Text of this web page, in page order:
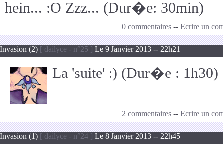
hein... :O Zzz... (Dur�e: 30min)
0 commentaires -- Ecrire un
Invasion (2) [ dailyce - n°25 ] Le 9 Janvier 2013 -- 22h21
La 'suite' :) (Dur�e : 1h30)
2 commentaires -- Ecrire un
Invasion (1) [ dailyce - n°24 ] Le 8 Janvier 2013 -- 22h45